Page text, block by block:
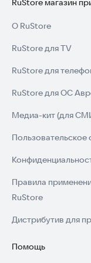
RuStore магазин
О RuStore
RuStore для TV
RuStore для
RuStore для ОС
Медиа-кит (для
Пользовательское
Правила
RuStore
Дистрибутив для
Помощь